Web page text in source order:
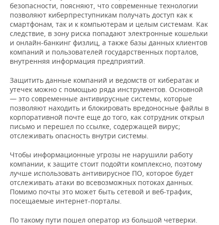
безопасности, поясняют, что современные технологии
позволяют киберпреступникам получать доступ как к
смартфонам, так и к компьютерам и целым системам. Как
следствие, в зону риска попадают электронные кошельки
и онлайн-банкинг физлиц, а также базы данных клиентов
компаний и пользователей государственных порталов,
внутренняя информация предприятий.
Защитить данные компаний и ведомств от кибератак и
утечек можно с помощью ряда инструментов. Основной
— это современные антивирусные системы, которые
позволяют находить и блокировать вредоносные файлы в
корпоративной почте еще до того, как сотрудник открыл
письмо и перешел по ссылке, содержащей вирус;
отслеживать опасность внутри системы.
Чтобы информационные угрозы не нарушили работу
компании, к защите стоит подойти комплексно, поэтому
лучше использовать антивирусное ПО, которое будет
отслеживать атаки во всевозможных потоках данных.
Помимо почты это может быть сетевой и веб-трафик,
посещаемые интернет-порталы.
По такому пути пошел оператор из большой четверки.